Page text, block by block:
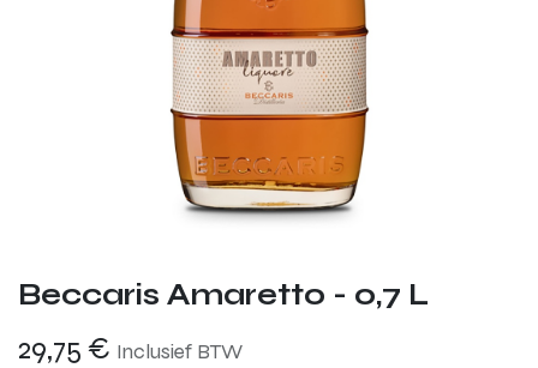
Beccaris Amaretto - 0,7 L
29,75 € Inclusief BTW